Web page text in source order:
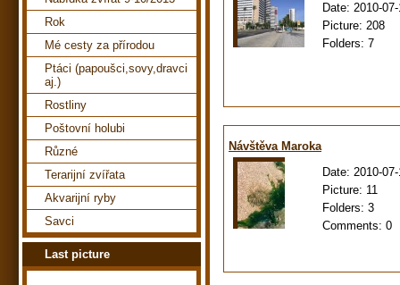
Date: 2010-
Picture: 208
Folders: 7
Návštěva Maroka
Date: 2010-
Picture: 11
Folders: 3
Comments: 0
Rok
Mé cesty za přírodou
Ptáci (papoušci,sovy,dravci
aj.)
Rostliny
Poštovní holubi
Různé
Terarijní zvířata
Akvarijní ryby
Savci
Last picture